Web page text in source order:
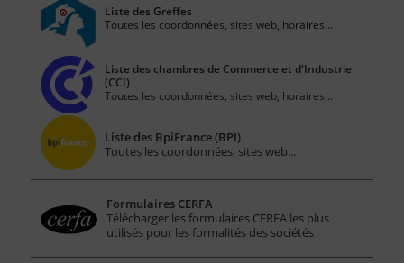
Liste des Greffes
Toutes les coordonnées, sites web, horaires...
Liste des chambres de Commerce et d'Industrie
(CCI)
Toutes les coordonnées, sites web, horaires...
Liste des BpiFrance (BPI)
Toutes les coordonnées, sites web...
Formulaires CERFA
Télécharger les formulaires CERFA les plus
utilisés pour les formalités des sociétés